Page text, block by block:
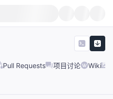
Pull Requests 项目讨论 Wiki